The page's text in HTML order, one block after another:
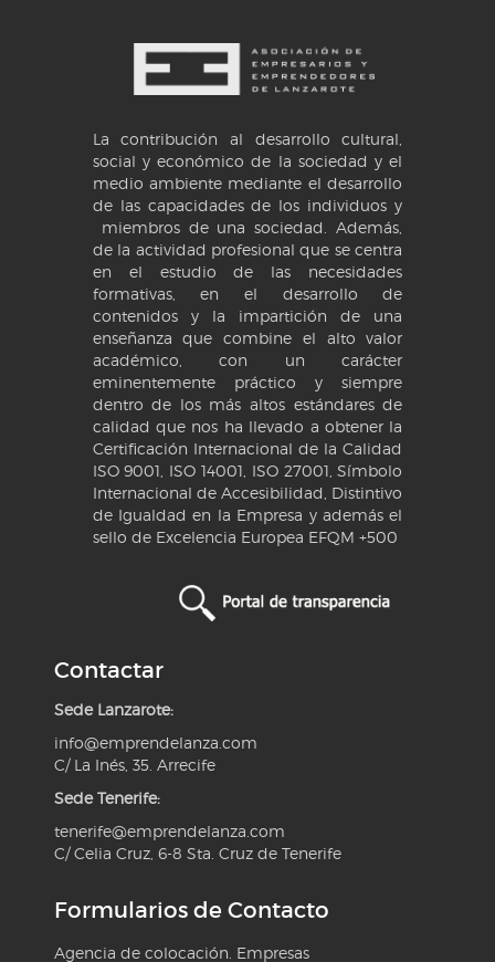
La contribución al desarrollo cultural,
social y económico de la sociedad y el
medio ambiente mediante el desarrollo
de las capacidades de los individuos y
miembros de una sociedad. Además,
de la actividad profesional que se centra
en el estudio de las necesidades
formativas, en el desarrollo de
contenidos y la impartición de una
enseñanza que combine el alto valor
académico, con un carácter
eminentemente práctico y siempre
dentro de los más altos estándares de
calidad que nos ha llevado a obtener la
Certificación Internacional de la Calidad
ISO 9001, ISO 14001, ISO 27001, Símbolo
Internacional de Accesibilidad, Distintivo
de Igualdad en la Empresa y además el
sello de Excelencia Europea EFQM +500
Contactar
Sede Lanzarote:
info@emprendelanza.com
C/ La Inés, 35. Arrecife
Sede Tenerife:
tenerife@emprendelanza.com
C/ Celia Cruz, 6-8 Sta. Cruz de Tenerife
Formularios de Contacto
Agencia de colocación. Empresas